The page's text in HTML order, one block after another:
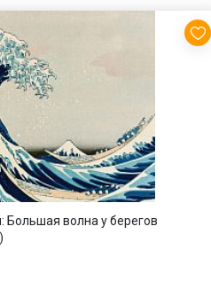
Большая волна у берегов